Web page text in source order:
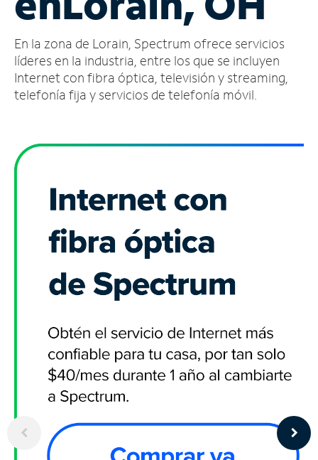
cuenta
Encuentra
una
tienda
En la zona de Lorain, Spectrum ofrece servicios
líderes en la industria, entre los que se incluyen
Internet con fibra óptica, televisión y streaming,
telefonía fija y servicios de telefonía móvil.